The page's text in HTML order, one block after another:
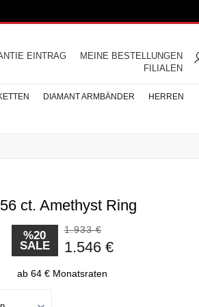
MEINE BESTELLUNGEN
EINTRAG
FILIALEN
Eheringe
Halbmemoire
Diamantringe
Perlen Ohrringe
Buchstaben Halskette
DIAMANT ARMBÄNDER HERREN
Herren Halsketten
ct. Amethyst Ring
%20
SALE
1.933 €
1.546 €
ab 64 € Monatsraten